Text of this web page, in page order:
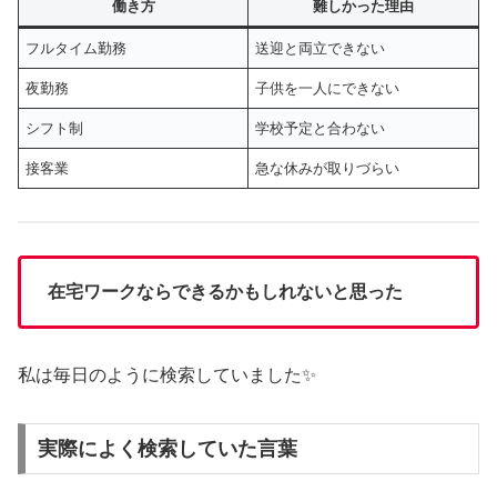
働き方 難しかった理由
フルタイム勤務 送迎と両立できない
夜勤務 子供を一人にできない
シフト制 学校予定と合わない
接客業 急な休みが取りづらい
在宅ワークならできるかもしれないと思った
私は毎日のように検索していました✨
実際によく検索していた言葉